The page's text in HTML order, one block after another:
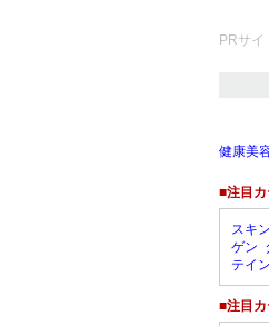
PRサイ
健康美
■注目
スキ
ゲン
テイン
■注目